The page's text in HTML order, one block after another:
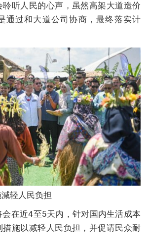
听人民的心声，虽然高架大道造价
通过和大道公司协商，最终落实计
轻人民负担
在近4至5天内，针对国内生活成本
施以减轻人民负担，并促请民众耐